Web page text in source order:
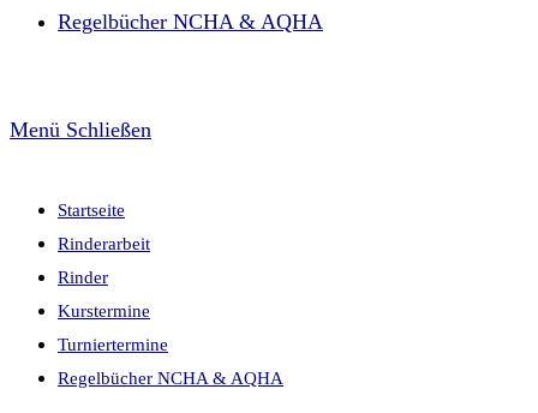
Regelbücher NCHA & AQHA
Menü Schließen
Startseite
Rinderarbeit
Rinder
Kurstermine
Turniertermine
Regelbücher NCHA & AQHA